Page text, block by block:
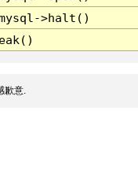
>halt()
歉意.